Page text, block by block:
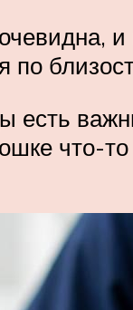
есть
что-